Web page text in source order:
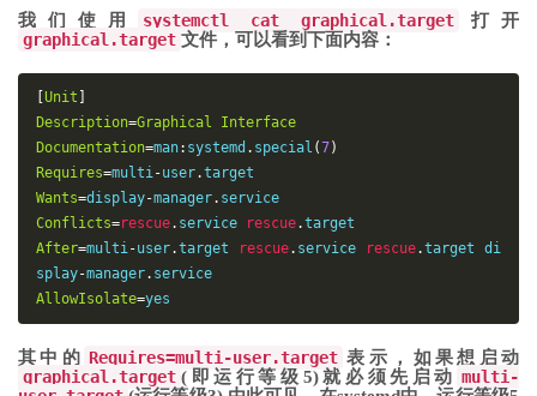
我们使用
systemctl cat graphical.target
打开
graphical.target 文件，可以看到下面内容：
Unit
Description=Graphical
Interface
Documentation=man: systemd . special (7)
Requires=multi-user.
Wants=display-manager.
Conflicts=rescue. service rescue.
After=multi-user.target rescue. service rescue.target di
splay-manager.
AllowIsolate=yes
其中的 Requires=multi-user.target 表示，如果想启动
graphical.target (即运行等级5)就必须先启动 multi-